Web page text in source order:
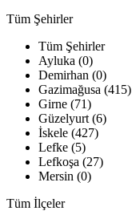
Tüm Şehirler
Tüm Şehirler
Ayluka (0)
Demirhan (0)
Gazimağusa (415)
Girne (71)
Güzelyurt (6)
İskele (427)
Lefke (5)
Lefkoşa (27)
Mersin (0)
Tüm İlçeler